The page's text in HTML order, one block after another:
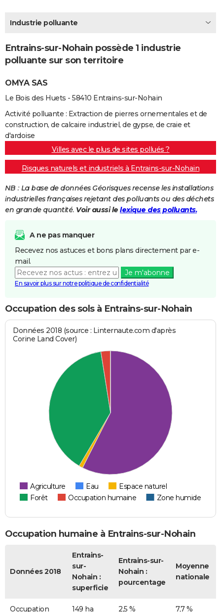
BONS PLANS
Dictionnaire
Biographies
Citations
Expressions
Proverbes
PROGRAMME TV
COPAINS D'AVANT
Avis de recherche
AVIS DE DÉCÈS
FORUM
Bricolage
Lifestyle
Culture
Sport
Auto
Television
Voyage
Cinema
Industrie polluante
Entrains-sur-Nohain possède 1 industrie
polluante sur son territoire
OMYA SAS
Le Bois des Huets - 58410 Entrains-sur-Nohain
Activité polluante : Extraction de pierres ornementales et de
construction, de calcaire industriel, de gypse, de craie et
d'ardoise
Villes avec le plus de sites pollués ?
Risques naturels et industriels à Entrains-sur-Nohain
NB : La base de données Géorisques recense les installations
industrielles françaises rejetant des polluants ou des déchets
en grande quantité. Voir aussi le lexique des polluants.
A ne pas manquer
Recevez nos astuces et bons plans directement par e-
mail.
Je m'abonne
En savoir plus sur notre politique de confidentialité
Occupation des sols à Entrains-sur-Nohain
Données 2018 (source : Linternaute.com d'après
Corine Land Cover)
Agriculture Eau
Espace naturel
Forêt
Occupation humaine Zone humide
Occupation humaine à Entrains-sur-Nohain
Données 2018
Entrains-
sur-
Nohain :
superficie
Entrains-sur-
Nohain :
pourcentage
Moyenne
nationale
Occupation
149 ha 2,5 % 7,7 %